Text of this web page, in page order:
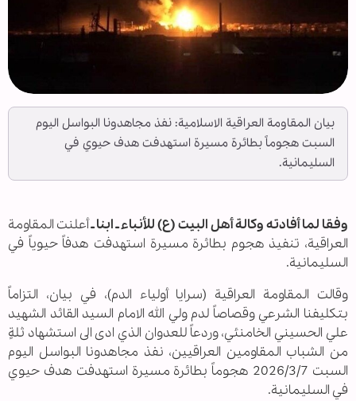
بيان المقاومة العراقية الاسلامية: نفذ مجاهدونا البواسل اليوم
السبت هجوماً بطائرة مسيرة استهدفت هدف حيوي في
السليمانية.
وفقا لما أفادته وكالة أهل البيت (ع) للأنباء ـ ابنا ـأعلنت المقاومة
العراقية، تنفيذ هجوم بطائرة مسيرة استهدفت هدفاً حيوياً في
السليمانية.
وقالت المقاومة العراقية (سرايا أولياء الدم)، في بيان، التزاماً
بتكليفنا الشرعي وقصاصاً لدم ولي الله الامام السيد القائد الشهيد
علي الحسيني الخامنئي، وردعاً للعدوان الذي ادى الى استشهاد ثلةٍ
من الشباب المقاومين العراقيين، نفذ مجاهدونا البواسل اليوم
السبت 2026/3/7 هجوماً بطائرة مسيرة استهدفت هدف حيوي
في السليمانية.